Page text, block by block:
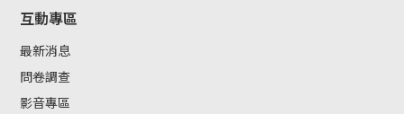
互動專區
最新消息
問卷調查
影音專區